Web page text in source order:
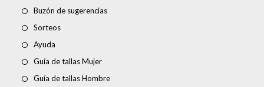
Buzón de sugerencias
Sorteos
Ayuda
Guía de tallas Mujer
Guía de tallas Hombre